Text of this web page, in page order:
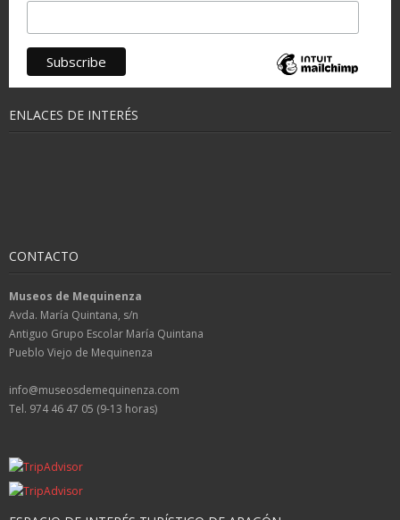
ENLACES DE INTERÉS
CONTACTO
Museos de Mequinenza
Avda. María Quintana, s/n
Antiguo Grupo Escolar María Quintana
Pueblo Viejo de Mequinenza
info@museosdemequinenza.com
Tel. 974 46 47 05 (9-13 horas)